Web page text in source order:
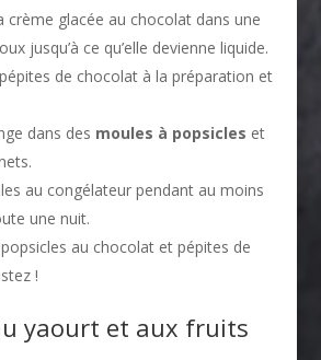
crème glacée au chocolat dans une
jusqu’à ce qu’elle devienne liquide.
de chocolat à la préparation et
dans des moules à popsicles et
au congélateur pendant au moins
une nuit.
au chocolat et pépites de
!
yaourt et aux fruits